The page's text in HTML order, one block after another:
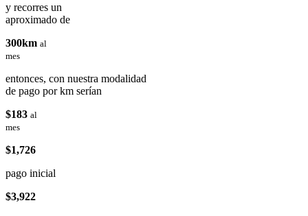
y recorres un
aproximado de
300km al
mes
entonces, con nuestra modalidad
de pago por km serían
$183 al
mes
$1,726
pago inicial
$3,922